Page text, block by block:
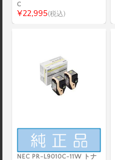
C
¥22,995(税込)
NEC PR-L9010C-11W トナ